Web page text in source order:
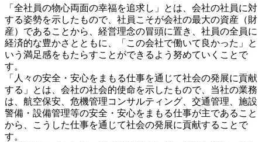
「全社員の物心両面の幸福を追求し」とは、会社の社員に対
する姿勢を示したもので、社員こそが会社の最大の資産（財
産）であることから、経営理念の冒頭に置き、社員の全員に
経済的な豊かさとともに、「この会社で働いて良かった」と
いう満足感をもたらすことができるよう努めていくことで
す。
「人々の安全・安心をまもる仕事を通じて社会の発展に貢献
する」とは、会社の社会的使命を示したもので、当社の業務
は、航空保安、危機管理コンサルティング、交通管理、施設
警備・設備管理等の安全・安心をまもる仕事が主であること
から、こうした仕事を通じて社会の発展に貢献することで
す。